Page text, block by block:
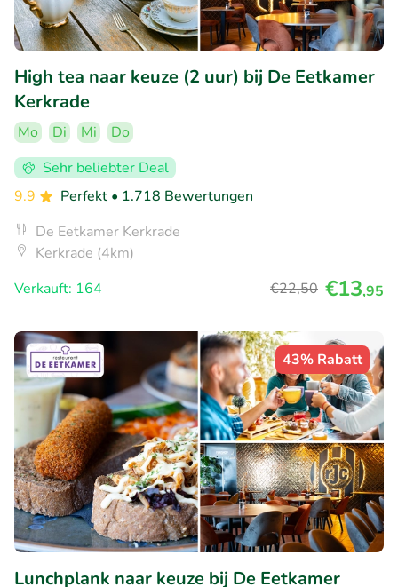
High tea naar keuze (2 uur) bij De Eetkamer
Kerkrade
Mo Di Mi
Do
Sehr beliebter Deal
9.9
Perfekt • 1.718 Bewertungen
De Eetkamer Kerkrade
Kerkrade (4km)
Verkauft: 164
€22,50 €13,95
43% Rabatt
Lunchplank naar keuze bij De Eetkamer